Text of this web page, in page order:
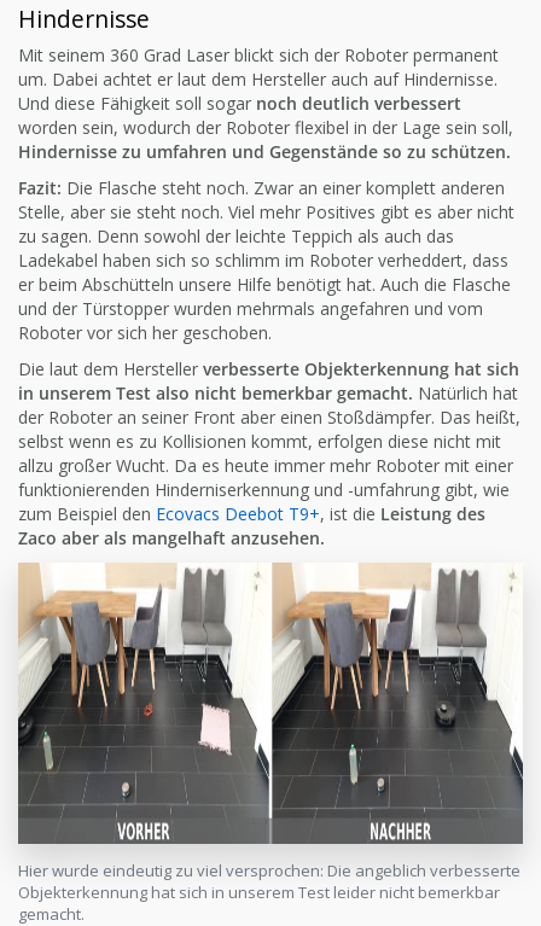
Hindernisse
Mit seinem 360 Grad Laser blickt sich der Roboter permanent
um. Dabei achtet er laut dem Hersteller auch auf Hindernisse.
Und diese Fähigkeit soll sogar noch deutlich verbessert
worden sein, wodurch der Roboter flexibel in der Lage sein soll,
Hindernisse zu umfahren und Gegenstände so zu schützen.
Fazit: Die Flasche steht noch. Zwar an einer komplett anderen
Stelle, aber sie steht noch. Viel mehr Positives gibt es aber nicht
zu sagen. Denn sowohl der leichte Teppich als auch das
Ladekabel haben sich so schlimm im Roboter verheddert, dass
er beim Abschütteln unsere Hilfe benötigt hat. Auch die Flasche
und der Türstopper wurden mehrmals angefahren und vom
Roboter vor sich her geschoben.
Die laut dem Hersteller verbesserte Objekterkennung hat sich
in unserem Test also nicht bemerkbar gemacht. Natürlich hat
der Roboter an seiner Front aber einen Stoßdämpfer. Das heißt,
selbst wenn es zu Kollisionen kommt, erfolgen diese nicht mit
allzu großer Wucht. Da es heute immer mehr Roboter mit einer
funktionierenden Hinderniserkennung und -umfahrung gibt, wie
zum Beispiel den Ecovacs Deebot T9+, ist die Leistung des
Zaco aber als mangelhaft anzusehen.
Hier wurde eindeutig zu viel versprochen: Die angeblich verbesserte
Objekterkennung hat sich in unserem Test leider nicht bemerkbar
gemacht.